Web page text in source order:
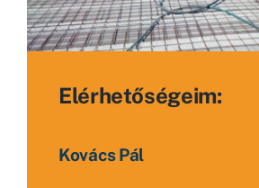
Elérhetőségeim:
Kovács Pál